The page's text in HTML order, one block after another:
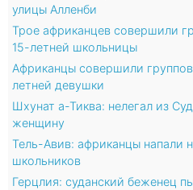
улицы Алленби
Трое африканцев совершили
15-летней школьницы
Африканцы совершили
летней девушки
Шхунат а-Тиква: нелегал из
женщину
Тель-Авив: африканцы напали
школьников
Герцлия: суданский беженец